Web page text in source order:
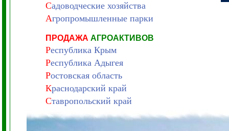
Садоводческие хозяйства
Агропромышленные парки
ПРОДАЖА АГРОАКТИВОВ
Республика Крым
Республика Адыгея
Ростовская область
Краснодарский край
Ставропольский край